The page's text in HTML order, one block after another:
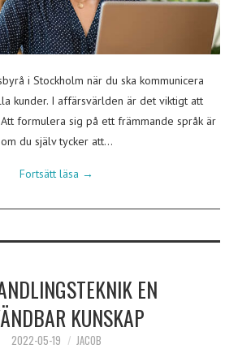
i Stockholm när du ska kommunicera
kunder. I affärsvärlden är det viktigt att
formulera sig på ett främmande språk är
du själv tycker att…
Fortsätt läsa →
EN
KUNSKAP
2022-05-19 JACOB